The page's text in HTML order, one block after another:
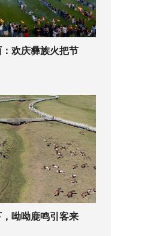
：欢庆彝族火把节
呦呦鹿鸣引客来